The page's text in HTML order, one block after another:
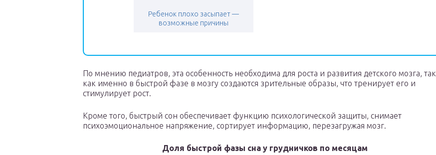
Ребенок плохо засыпает —
возможные причины
По мнению педиатров, эта особенность необходима для роста и развития детского мозга, так
как именно в быстрой фазе в мозгу создаются зрительные образы, что тренирует его и
стимулирует рост.
Кроме того, быстрый сон обеспечивает функцию психологической защиты, снимает
психоэмоциональное напряжение, сортирует информацию, перезагружая мозг.
Доля быстрой фазы сна у грудничков по месяцам